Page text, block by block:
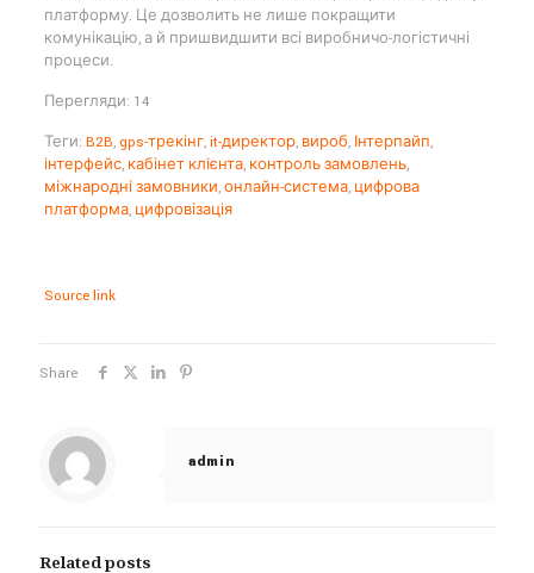
платформу. Це дозволить не лише покращити
комунікацію, а й пришвидшити всі виробничо-логістичні
процеси.
Перегляди: 14
Теги: B2B,gps-трекінг,it-директор, вироб, Інтерпайп,
інтерфейс, кабінет клієнта, контроль замовлень,
міжнародні замовники,онлайн-система, цифрова
платформа, цифровізація
Source link
Share
admin
Related posts